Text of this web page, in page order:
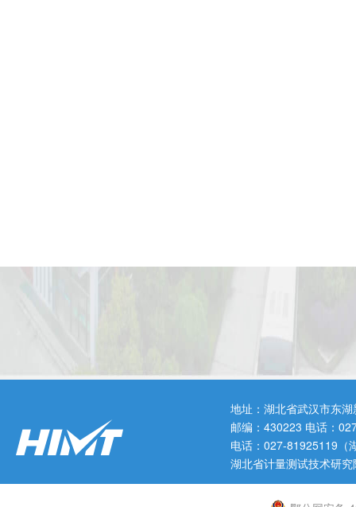
地址：湖北省武汉市东
邮编：430223 电话：
电话：027-81925119（
湖北省计量测试技术研